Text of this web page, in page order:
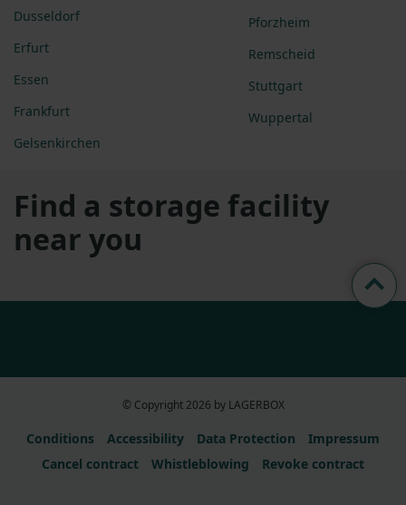
Dusseldorf
Erfurt
Essen
Frankfurt
Gelsenkirchen
Pforzheim
Remscheid
Stuttgart
Wuppertal
Find a storage facility
near you
© Copyright 2026 by LAGERBOX
Conditions Accessibility Data Protection
Impressum
Cancel contract
Whistleblowing Revoke contract